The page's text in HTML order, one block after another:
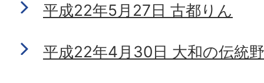
平成22年5月27日 古都りん
平成22年4月30日 大和の伝統